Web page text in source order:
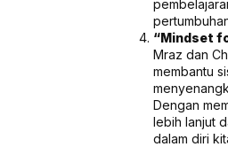
“Mindset
Mraz dan
membantu
Dengan
lebih lanjut
dalam diri